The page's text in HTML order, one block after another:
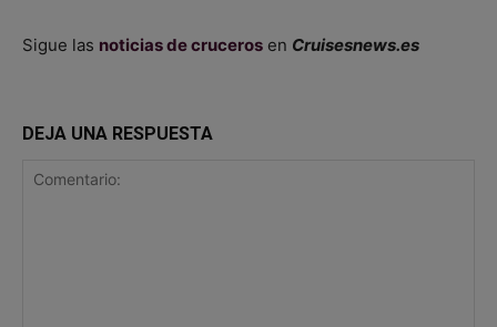
Sigue las noticias de cruceros en Cruisesnews.es
DEJA UNA RESPUESTA